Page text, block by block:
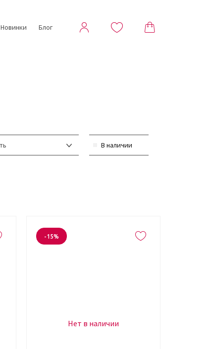
Новинки Блог
В наличии
Нет в наличии
-15%